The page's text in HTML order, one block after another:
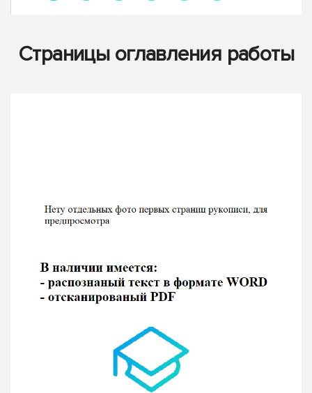
Страницы оглавления работы